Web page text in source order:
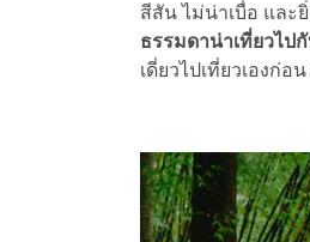
สีสัน ไม่น่าเบื่อ และ
ธรรมดาน่าเที่ยวไป
เดี่ยวไปเที่ยวเองก่